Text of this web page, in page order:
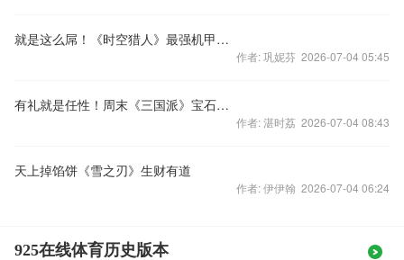
就是这么屌！《时空猎人》最强机甲即将登场
作者: 巩妮芬 2026-07-04 05:45
有礼就是任性！周末《三国派》宝石星尘经验送不停
作者: 湛时荔 2026-07-04 08:43
天上掉馅饼《雪之刃》生财有道
作者: 伊伊翰 2026-07-04 06:24
925在线体育历史版本